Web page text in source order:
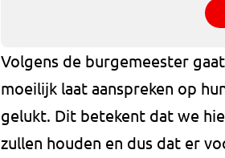
Volgens de burgemeester
moeilijk laat aanspreken op
gelukt. Dit betekent dat we
zullen houden en dus dat er